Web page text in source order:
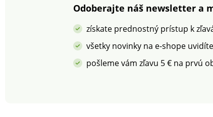
Odoberajte náš newsletter a
získate prednostný prístup k
všetky novinky na e-shope
pošleme vám zľavu 5 € na prvú